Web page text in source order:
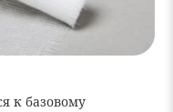
к базовому